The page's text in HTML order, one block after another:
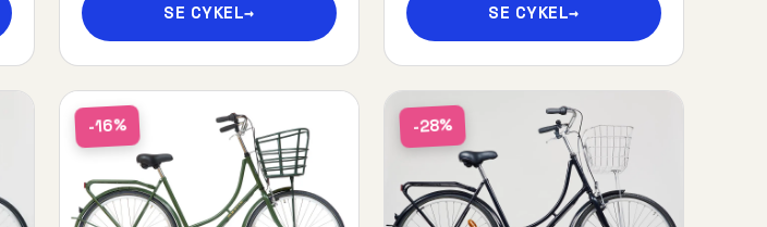
SE CYKEL→ SE CYKEL→
-16% -28%